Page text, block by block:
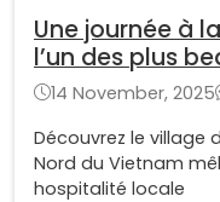
Une journée à
l’un des plus
14 November, 2025
Découvrez le village
Nord du Vietnam
hospitalité locale